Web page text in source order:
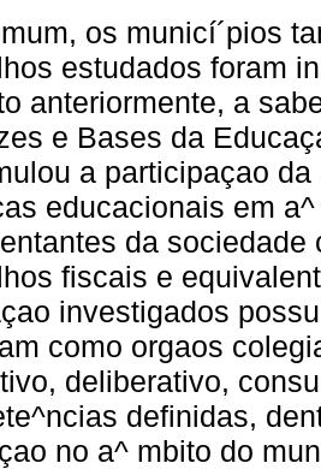
os municí´pios
estudados foram
anteriormente, a
e Bases da
a participaçao
educacionais em
da
fiscais e
investigados
como orgaos
deliberativo,
definidas,
no a^ mbito do